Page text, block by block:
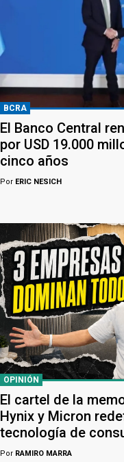
BCRA
El Banco Central
por USD 19.000
cinco años
Por ERIC NESICH
OPINIÓN
El cartel de la
Hynix y Micron
tecnología de
Por RAMIRO MARRA